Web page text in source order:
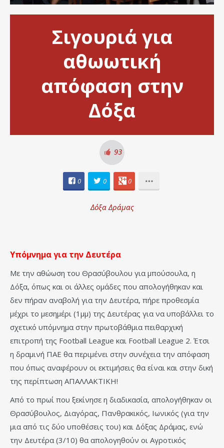
Σιγουριά για
αθωωτική
απόφαση στην
Δόξα
93
0 0 0
Δόξα Δράμας
Υπόμνημα για την Δευτέρα
Με την αθώωση του Θρασύβουλου για μπούσουλα, η
Δόξα, όπως και οι άλλες ομάδες που απολογήθηκαν και
δεν πήραν αναβολή για την Δευτέρα, πήρε προθεσμία
μέχρι το μεσημέρι (1μμ) της Δευτέρας για να υποβάλλει το
σχετικό υπόμνημα στην πρωτοβάθμια πειθαρχική
επιτροπή της Football League και Football League 2. Έτσι
η δραμινή ΠΑΕ θα περιμένει στην συνέχεια την απόφαση
που όπως αναφέρουν οι εκτιμήσεις θα είναι και στην δική
της περίπτωση ΑΠΑΛΛΑΚΤΙΚΗ!
Από το πρωί που ξεκίνησε η διαδικασία, απολογήθηκαν οι
Θρασύβουλος, Διαγόρας, Πανθρακικός, Ιωνικός (για την
μια από τις δύο υποθέσεις του) και Δόξας Δράμας, ενώ
την Δευτέρα (3/10) θα απολογηθούν οι Αγροτικός